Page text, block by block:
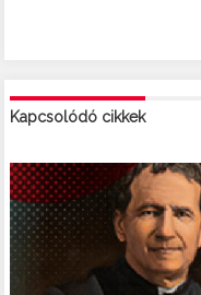
Kapcsolódó cikkek